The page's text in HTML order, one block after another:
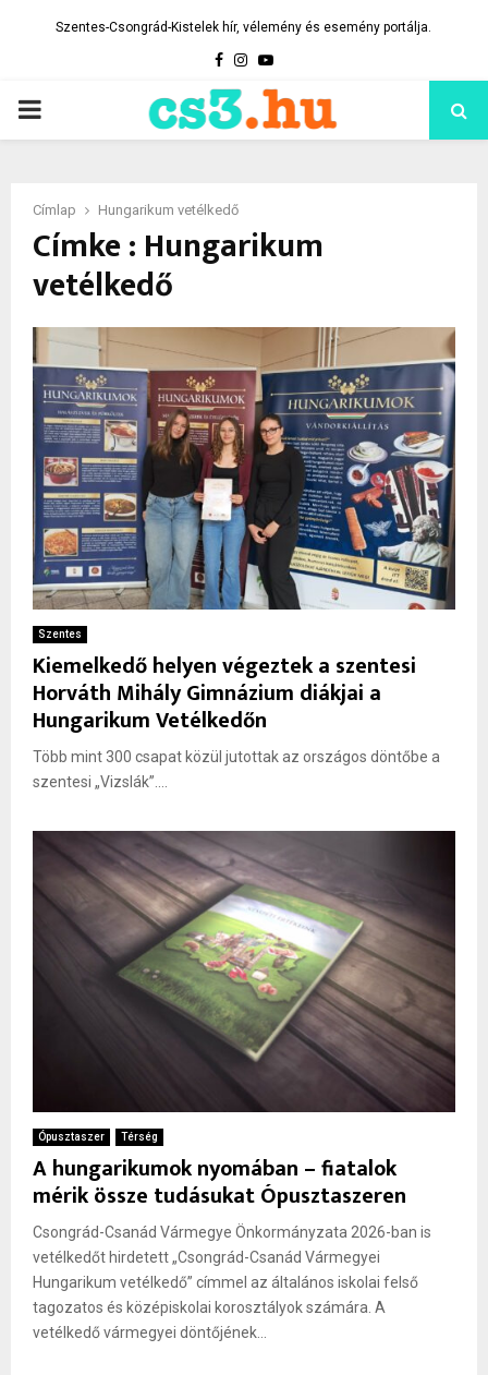
Szentes-Csongrád-Kistelek hír, vélemény és esemény portálja.
Facebook
Instagram
Youtube
PRIMARY
Címlap Hungarikum vetélkedő
Címke : Hungarikum
vetélkedő
Szentes
Kiemelkedő helyen végeztek a szentesi
Horváth Mihály Gimnázium diákjai a
Hungarikum Vetélkedőn
Több mint 300 csapat közül jutottak az országos döntőbe a
szentesi „Vizslák”....
Ópusztaszer Térség
A hungarikumok nyomában – fiatalok
mérik össze tudásukat Ópusztaszeren
Csongrád-Csanád Vármegye Önkormányzata 2026-ban is
vetélkedőt hirdetett „Csongrád-Csanád Vármegyei
Hungarikum vetélkedő” címmel az általános iskolai felső
tagozatos és középiskolai korosztályok számára. A
vetélkedő vármegyei döntőjének...